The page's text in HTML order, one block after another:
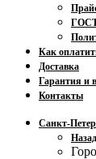
Как
Доставка
Гарантия и
Контакты
Санкт-
Назад